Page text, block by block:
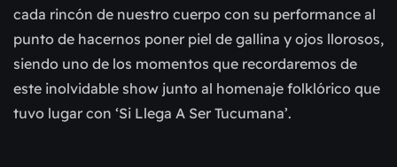
cada rincón de nuestro cuerpo con su performance al
punto de hacernos poner piel de gallina y ojos llorosos,
siendo uno de los momentos que recordaremos de
este inolvidable show junto al homenaje folklórico que
tuvo lugar con ‘Si Llega A Ser Tucumana’.